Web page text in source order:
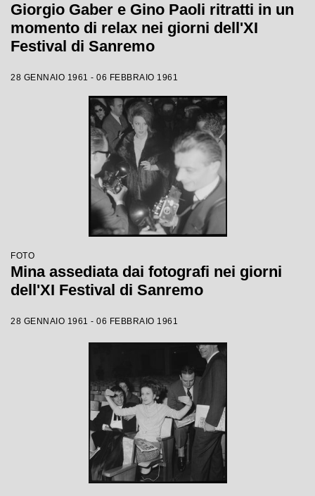
Giorgio Gaber e Gino Paoli ritratti in un
momento di relax nei giorni dell'XI
Festival di Sanremo
28 GENNAIO 1961 - 06 FEBBRAIO 1961
FOTO
Mina assediata dai fotografi nei giorni
dell'XI Festival di Sanremo
28 GENNAIO 1961 - 06 FEBBRAIO 1961